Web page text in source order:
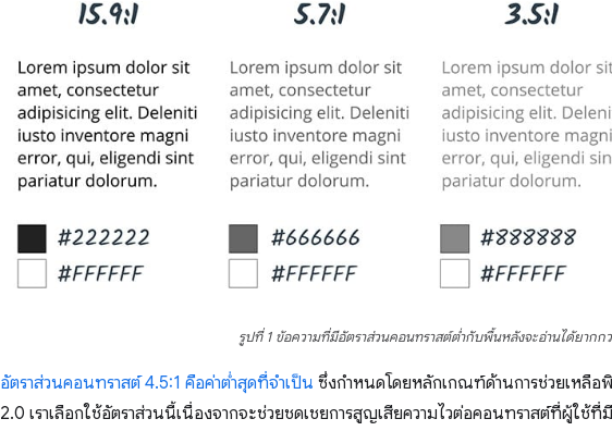
รูปที่ 1 ข้อความที่มีอัตราส่วนคอนทราสต์ต่ำกับพื้นหลังจะอ่านได้ยากกว่
อัตราส่วนคอนทราสต์ 4.5:1 คือค่าต่ำสุดที่จำเป็น ซึ่งกำหนดโดยหลักเกณฑ์ด้านการช่วยเหลือ
2.0 เราเลือกใช้อัตราส่วนนี้เนื่องจากจะช่วยชดเชยการสูญเสียความไวต่อคอนทราสต์ที่ผู้ใช้